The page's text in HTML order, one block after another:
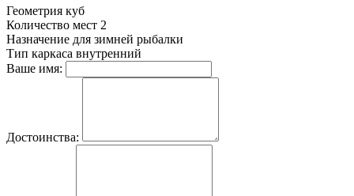
Геометрия куб
Количество мест 2
Назначение для зимней рыбалки
Тип каркаса внутренний
Ваше имя:
Достоинства: